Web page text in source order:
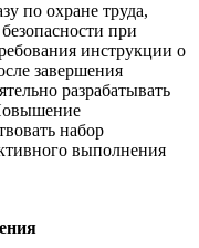
по охране труда,
при
инструкции о
завершения
разрабатывать
набор
выполнения